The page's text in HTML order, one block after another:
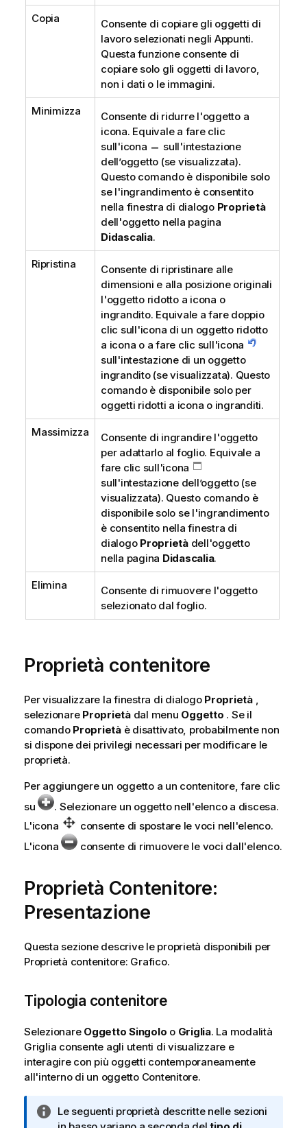
Copia
Consente di copiare gli oggetti di
lavoro selezionati negli Appunti.
Questa funzione consente di
copiare solo gli oggetti di lavoro,
non i dati o le immagini.
Minimizza
Consente di ridurre l'oggetto a
icona. Equivale a fare clic
sull'icona
sull'intestazione
dell’oggetto (se visualizzata).
Questo comando è disponibile solo
se l'ingrandimento è consentito
nella finestra di dialogo Proprietà
dell'oggetto nella pagina
Didascalia.
Ripristina
Consente di ripristinare alle
dimensioni e alla posizione originali
l'oggetto ridotto a icona o
ingrandito. Equivale a fare doppio
clic sull'icona di un oggetto ridotto
a icona o a fare clic sull'icona
sull'intestazione di un oggetto
ingrandito (se visualizzata). Questo
comando è disponibile solo per
oggetti ridotti a icona o ingranditi.
Massimizza
Consente di ingrandire l'oggetto
per adattarlo al foglio. Equivale a
fare clic sull'icona
sull'intestazione dell’oggetto (se
visualizzata). Questo comando è
disponibile solo se l'ingrandimento
è consentito nella finestra di
dialogo Proprietàdell'oggetto
nella pagina Didascalia.
Elimina
Consente di rimuovere l'oggetto
selezionato dal foglio.
Proprietà contenitore
Per visualizzare la finestra di dialogo Proprietà ,
selezionare Proprietàdal menu Oggetto . Se il
comando Proprietàè disattivato, probabilmente non
si dispone dei privilegi necessari per modificare le
proprietà.
Per aggiungere un oggetto a un contenitore, fare clic
su
. Selezionare un oggetto nell'elenco a discesa.
L'icona
consente di spostare le voci nell'elenco.
L'icona
consente di rimuovere le voci dall'elenco.
Proprietà Contenitore:
Presentazione
Questa sezione descrive le proprietà disponibili per
Proprietà contenitore: Grafico.
Tipologia contenitore
Selezionare Oggetto Singolo o Griglia. La modalità
Griglia consente agli utenti di visualizzare e
interagire con più oggetti contemporaneamente
all'interno di un oggetto Contenitore.
N
Le seguenti proprietà descritte nelle sezioni